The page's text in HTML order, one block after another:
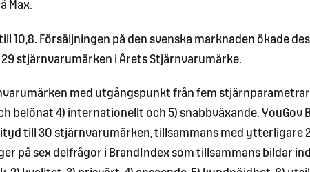
Max.
10,8. Försäljningen på den svenska marknaden ökade
stjärnvarumärken i Årets Stjärnvarumärke.
med utgångspunkt från fem
belönat 4) internationellt och 5) snabbväxande. YouGov
till 30 stjärnvarumärken, tillsammans med ytterligare
på sex delfrågor i BrandIndex som tillsammans bildar